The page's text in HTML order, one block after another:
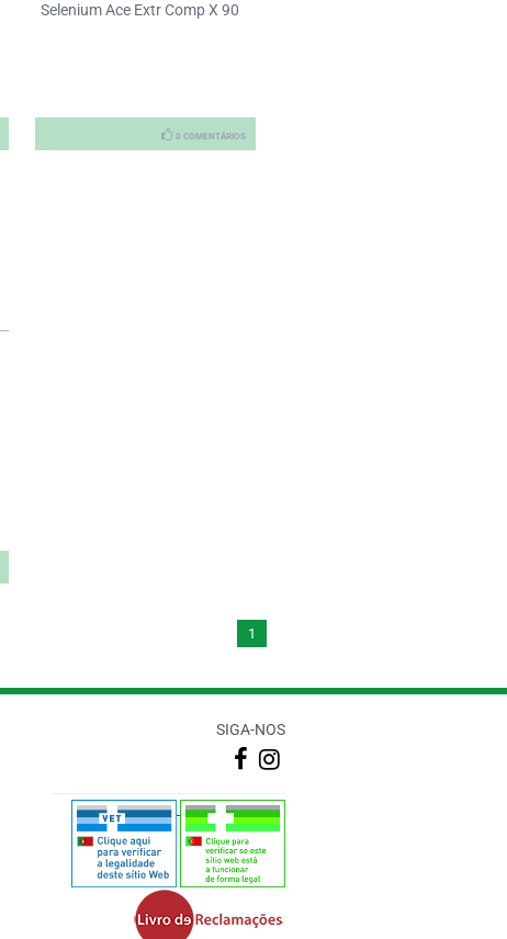
Selenium Ace Extr Comp X 90
0 COMENTÁRIOS
1
SIGA-NOS